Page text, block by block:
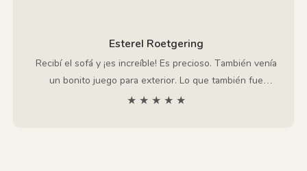
Esterel Roetgering
Recibí el sofá y ¡es increíble! Es precioso. También venía
un bonito juego para exterior. Lo que también fue
precioso fue el regalo que le enseñé a Chris. Gracias, de
★ ★ ★ ★ ★